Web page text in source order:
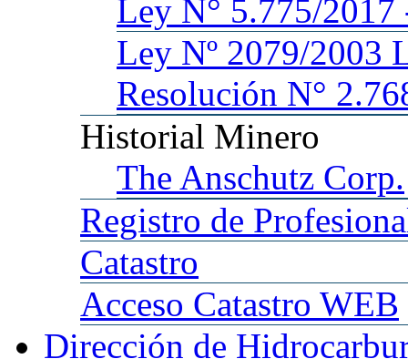
Ley N° 5.775/
Ley Nº 2079/2003
Resolución N°
Historial Minero
The Anschutz Corp.
Registro de
Catastro
Acceso Catastro WEB
Dirección de